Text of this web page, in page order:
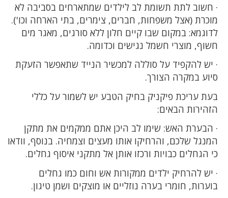
· חשוב לתת תשומת לב לילדים שמתארחים בסביבה לא
מוכרת (אצל משפחות, חברים, צימרים, בתי הארחה וכו').
לדוגמא: במקום שבו קיים חלון ללא סורגים, מאגר מים
חשוף, מוצרי חשמל נגישים וכדומה.
· יש להקפיד על סוללה למכשיר הנייד שתאפשר הזעקת
סיוע במקרה הצורך.
בעת עריכת פיקניק בחיק הטבע יש לשמור על כללי
הזהירות הבאים:
· הבערת האש: שימו לב היכן אתם ממקמים את מתקן
המנגל שלכם, והרחיקו אותו מעצים וצמחיה. בנוסף, וודאו
כי הגחלים כבויות ורכזו אותן אל מתקני איסוף גחלים.
· יש להרחיק ילדים ממקורות אש וחום כמו גחלים
בוערות, חומרי בערה נוזליים או מוצקים ושמן טיגון.